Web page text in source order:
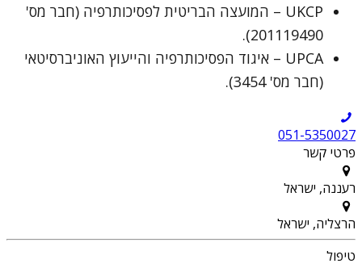
UKCP – המועצה הבריטית לפסיכותרפיה (חבר מס'
201119490).
UPCA – איגוד הפסיכותרפיה והייעוץ האוניברסיטאי
(חבר מס' 3454).
051-5350027
פרטי קשר
רעננה, ישראל
הרצליה, ישראל
טיפול